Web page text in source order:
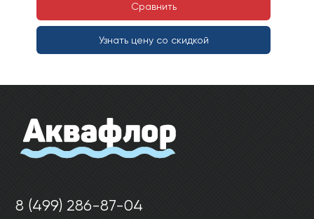
Сравнить
Узнать цену со скидкой
8 (499) 286-87-04